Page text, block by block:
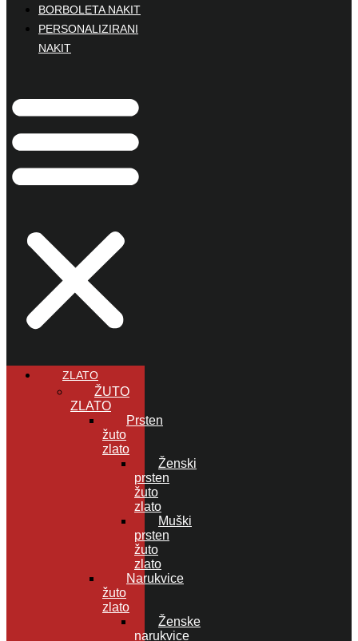
BORBOLETA NAKIT
PERSONALIZIRANI
NAKIT
ZLATO
ŽUTO
ZLATO
Prsten
žuto
zlato
Ženski
prsten
žuto
zlato
Muški
prsten
žuto
zlato
Narukvice
žuto
zlato
Ženske
narukvice